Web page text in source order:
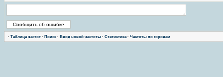
· Таблица частот · Поиск · Ввод новой частоты · Статистика· Частоты по городам